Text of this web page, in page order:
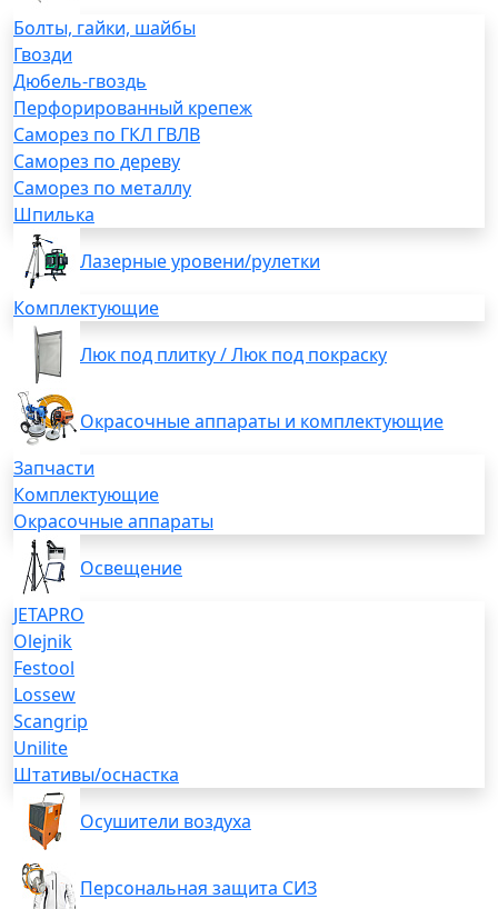
Болты, гайки, шайбы
Гвозди
Дюбель-гвоздь
Перфорированный крепеж
Саморез по ГКЛ ГВЛВ
Саморез по дереву
Саморез по металлу
Шпилька
Лазерные уровени/рулетки
Комплектующие
Люк под плитку / Люк под покраску
Окрасочные аппараты и комплектующие
Запчасти
Комплектующие
Окрасочные аппараты
Освещение
JETAPRO
Olejnik
Festool
Lossew
Scangrip
Unilite
Штативы/оснастка
Осушители воздуха
Персональная защита СИЗ